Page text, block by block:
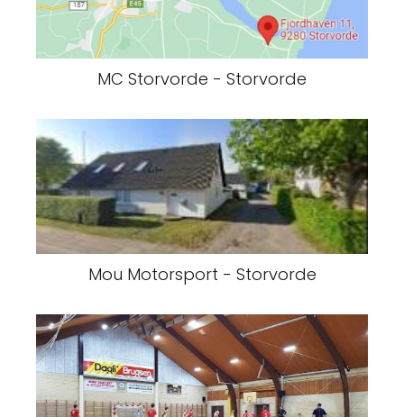
MC Storvorde - Storvorde
Mou Motorsport - Storvorde